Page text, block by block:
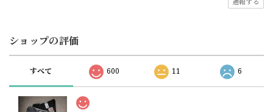
ショップの評価
すべて 600 11 6